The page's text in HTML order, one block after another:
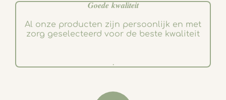
𝑮𝒐𝒆𝒅𝒆 𝒌𝒘𝒂𝒍𝒊𝒕𝒆𝒊𝒕
Al onze producten zijn persoonlijk en met
zorg geselecteerd voor de beste kwaliteit
.